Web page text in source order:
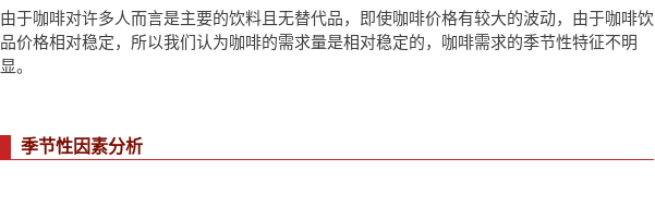
由于咖啡对许多人而言是主要的饮料且无替代品，即使咖啡价格有较大的波动，由于咖啡饮
品价格相对稳定，所以我们认为咖啡的需求量是相对稳定的，咖啡需求的季节性特征不明
显。
季节性因素分析